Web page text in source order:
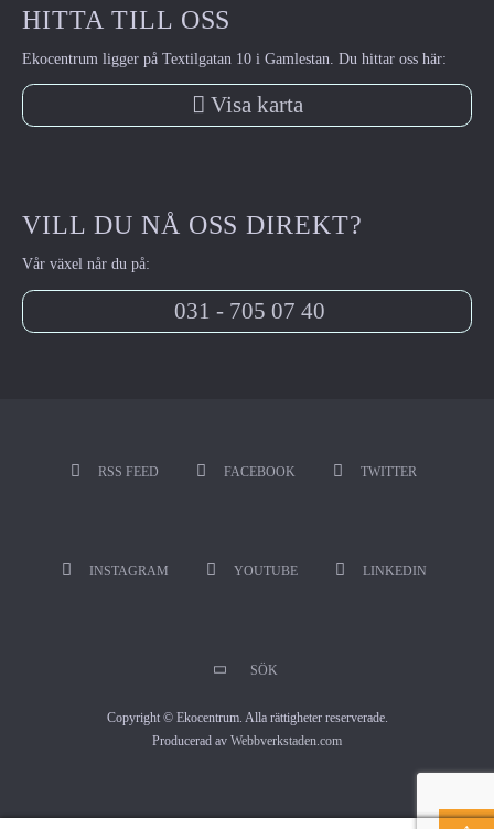
HITTA TILL OSS
Ekocentrum ligger på Textilgatan 10 i Gamlestan. Du hittar oss här:
Visa karta
VILL DU NÅ OSS DIREKT?
Vår växel når du på:
031 - 705 07 40
RSS FEED FACEBOOK TWITTER
INSTAGRAM YOUTUBE LINKEDIN
SÖK
Copyright © Ekocentrum. Alla rättigheter reserverade.
Producerad av Webbverkstaden.com